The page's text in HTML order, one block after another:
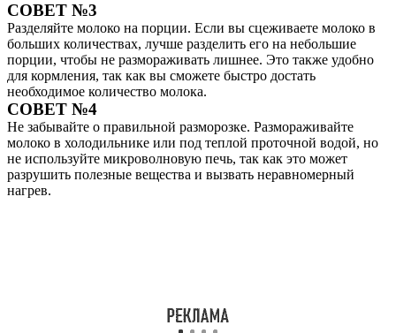
СОВЕТ №3
Разделяйте молоко на порции. Если вы сцеживаете молоко в
больших количествах, лучше разделить его на небольшие
порции, чтобы не размораживать лишнее. Это также удобно
для кормления, так как вы сможете быстро достать
необходимое количество молока.
СОВЕТ №4
Не забывайте о правильной разморозке. Размораживайте
молоко в холодильнике или под теплой проточной водой, но
не используйте микроволновую печь, так как это может
разрушить полезные вещества и вызвать неравномерный
нагрев.